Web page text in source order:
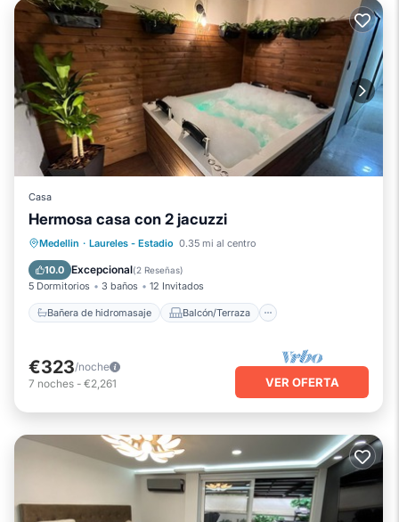
Casa
Hermosa casa con 2 jacuzzi
Medellin · Laureles - Estadio 0.35 mi al centro
10.0 Excepcional(2 Reseñas)
5 Dormitorios 3 baños 12 Invitados
Bañera de hidromasaje Balcón/Terraza
Bañera de hidromasaje
Balcón/Terraza
Cocina
Internet
€323/noche
7 noches - €2,261 VER OFERTA